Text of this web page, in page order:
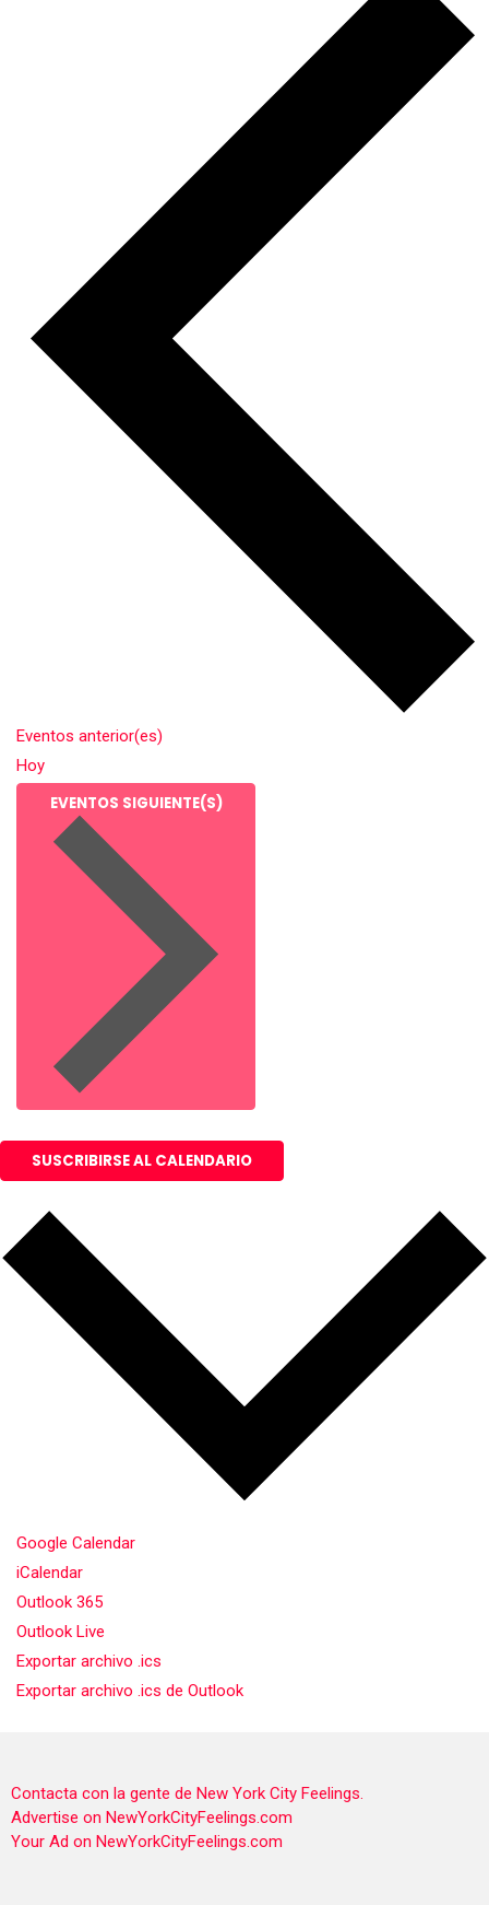
Eventos anterior(es)
Hoy
EVENTOS SIGUIENTE(S)
SUSCRIBIRSE AL CALENDARIO
Google Calendar
iCalendar
Outlook 365
Outlook Live
Exportar archivo .ics
Exportar archivo .ics de Outlook
Contacta con la gente de New York City Feelings.
Advertise on NewYorkCityFeelings.com
Your Ad on NewYorkCityFeelings.com